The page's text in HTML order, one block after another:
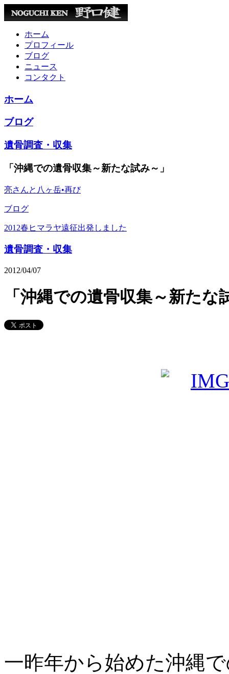
ホーム
プロフィール
ブログ
ニュース
コンタクト
ホーム
ブログ
遺骨調査・収集
「沖縄での遺骨収集～新たな試み～」
亮さんと八ヶ岳•再び
ブログ
2012春ヒマラヤ遠征出発しました
遺骨調査・収集
2012/04/07
「沖縄での遺骨収集～新たな
一昨年から始めた沖縄